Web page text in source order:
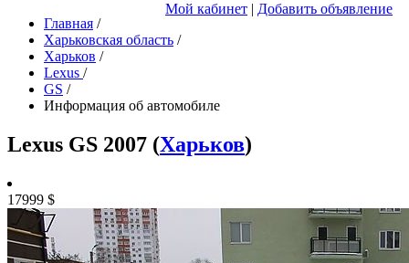
Мой кабинет | Добавить объявление
Главная /
Харьковская область /
Харьков /
Lexus /
GS /
Информация об автомобиле
Lexus GS 2007 (Харьков)
17999 $